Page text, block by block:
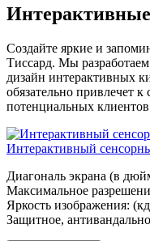
Создайте яркие и
Тиссард. Мы
дизайн интерактивных
обязательно привлечет
потенциальных
Интерактивный
Диагональ экрана (в
Максимальное
Яркость изображения:
Защитное,